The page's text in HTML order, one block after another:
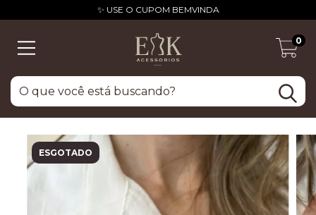
✨ USE O CUPOM BEMVINDA
0
ESGOTADO